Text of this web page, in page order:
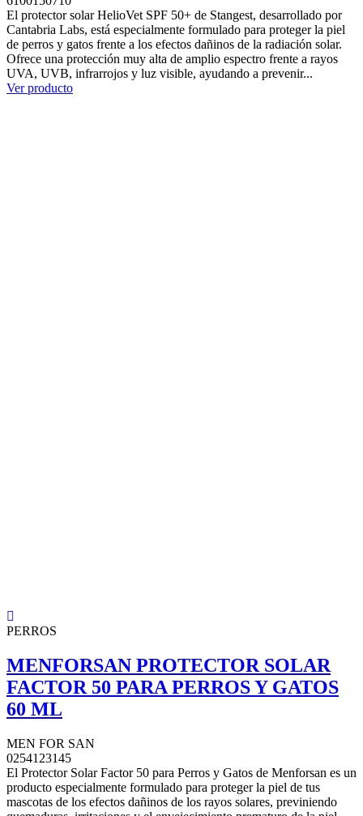
El protector solar HelioVet SPF 50+ de Stangest, desarrollado por
Cantabria Labs, está especialmente formulado para proteger la piel
de perros y gatos frente a los efectos dañinos de la radiación solar.
Ofrece una protección muy alta de amplio espectro frente a rayos
UVA, UVB, infrarrojos y luz visible, ayudando a prevenir...
Ver producto
PERROS
MENFORSAN PROTECTOR SOLAR
FACTOR 50 PARA PERROS Y GATOS
60 ML
MEN FOR SAN
0254123145
El Protector Solar Factor 50 para Perros y Gatos de Menforsan es un
producto especialmente formulado para proteger la piel de tus
mascotas de los efectos dañinos de los rayos solares, previniendo